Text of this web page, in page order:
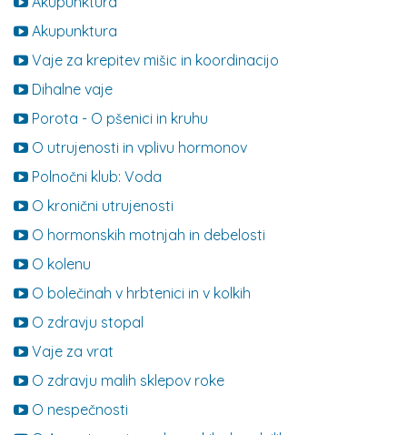
Akupunktura
Vaje za krepitev mišic in koordinacijo
Dihalne vaje
Porota - O pšenici in kruhu
O utrujenosti in vplivu hormonov
Polnočni klub: Voda
O kronični utrujenosti
O hormonskih motnjah in debelosti
O kolenu
O bolečinah v hrbtenici in v kolkih
O zdravju stopal
Vaje za vrat
O zdravju malih sklepov roke
O nespečnosti